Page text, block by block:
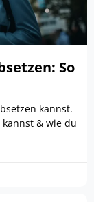
So
kannst.
& wie du